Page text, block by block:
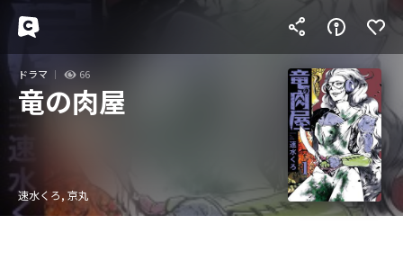
ドラマ 66
竜の肉屋
速水くろ, 京丸